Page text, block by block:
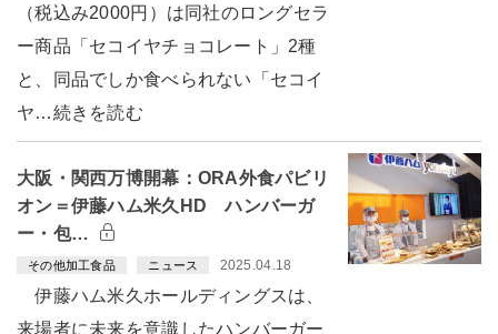
（税込み2000円）は同社のロングセラ
ー商品「セコイヤチョコレート」2種
と、同品でしか食べられない「セコイ
ヤ…続きを読む
大阪・関西万博開幕：ORA外食パビリ
オン＝伊藤ハム米久HD ハンバーガ
ー・包…
その他加工食品 ニュース 2025.04.18
伊藤ハム米久ホールディングスは、
来場者に未来を意識したハンバーガー